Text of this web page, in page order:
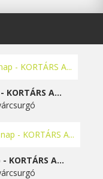
KORTÁRS A...
KORTÁRS A...